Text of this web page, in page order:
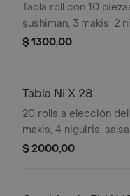
Tabla roll con 10
sushiman, 3 makis, 2
elección. Incluye
$ 1300,00
Tabla Ni X 28
20 rolls a elección del
makis, 4 niguiris,
wasabi, jengibre,
$ 2000,00